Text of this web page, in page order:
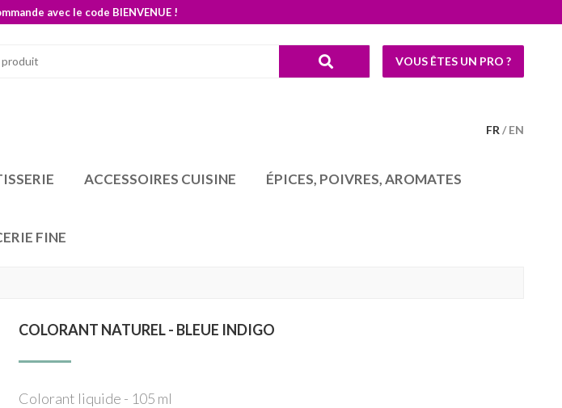
avec le code BIENVENUE !
FR EN
VOUS ÊTES UN PRO ?
ACCESSOIRES CUISINE ÉPICES, POIVRES, AROMATES
FINE
COLORANT NATUREL - BLEUE INDIGO
Colorant liquide - 105 ml